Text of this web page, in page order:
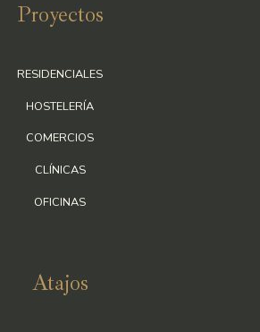
Proyectos
RESIDENCIALES
HOSTELERÍA
COMERCIOS
CLÍNICAS
OFICINAS
Atajos